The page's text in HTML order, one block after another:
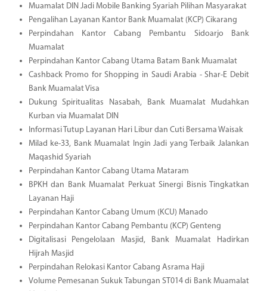
Muamalat DIN Jadi Mobile Banking Syariah Pilihan Masyarakat
Pengalihan Layanan Kantor Bank Muamalat (KCP) Cikarang
Perpindahan Kantor Cabang Pembantu Sidoarjo Bank
Muamalat
Perpindahan Kantor Cabang Utama Batam Bank Muamalat
Cashback Promo for Shopping in Saudi Arabia - Shar-E Debit
Bank Muamalat Visa
Dukung Spiritualitas Nasabah, Bank Muamalat Mudahkan
Kurban via Muamalat DIN
Informasi Tutup Layanan Hari Libur dan Cuti Bersama Waisak
Milad ke-33, Bank Muamalat Ingin Jadi yang Terbaik Jalankan
Maqashid Syariah
Perpindahan Kantor Cabang Utama Mataram
BPKH dan Bank Muamalat Perkuat Sinergi Bisnis Tingkatkan
Layanan Haji
Perpindahan Kantor Cabang Umum (KCU) Manado
Perpindahan Kantor Cabang Pembantu (KCP) Genteng
Digitalisasi Pengelolaan Masjid, Bank Muamalat Hadirkan
Hijrah Masjid
Perpindahan Relokasi Kantor Cabang Asrama Haji
Volume Pemesanan Sukuk Tabungan ST014 di Bank Muamalat